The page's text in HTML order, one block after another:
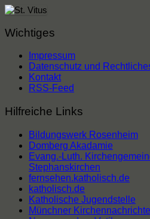
Wichtiges
Impressum
Datenschutz und
Kontakt
RSS-Feed
Hilfreiche Links
Bildungswerk Rosenheim
Domberg Akadamie
Evang.-Luth.
Stephanskirchen
fernsehen.katholisch.de
katholisch.de
Katholische Jugendstelle
Münchner